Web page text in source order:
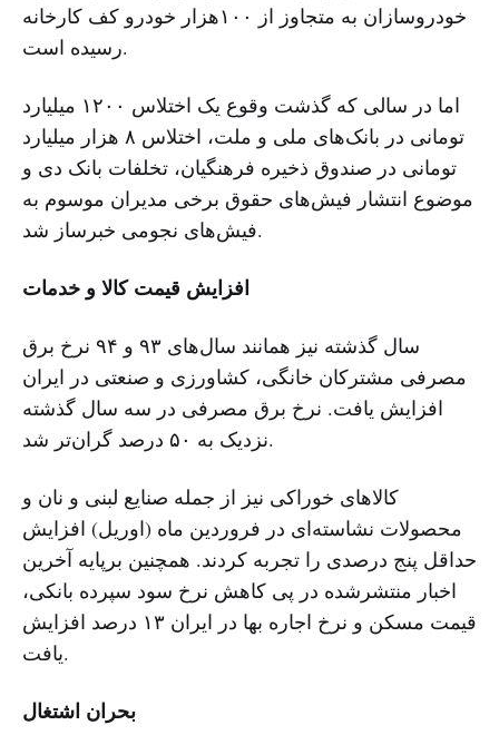
خودروسازان به متجاوز از ۱۰۰هزار خودرو کف کارخانه
رسیده است.
اما در سالی که گذشت وقوع یک اختلاس ۱۲۰۰ میلیارد
تومانی در بانک‌های ملی و ملت، اختلاس ۸ هزار میلیارد
تومانی در صندوق ذخیره فرهنگیان، تخلفات بانک دی و
موضوع انتشار فیش‌های حقوق برخی مدیران موسوم به
فیش‌های نجومی خبرساز شد.
افزایش قیمت کالا و خدمات
سال گذشته نیز همانند سال‌های ۹۳ و ۹۴ نرخ برق
مصرفی مشترکان خانگی، کشاورزی و صنعتی در ایران
افزایش یافت. نرخ برق مصرفی در سه سال گذشته
نزدیک به ۵۰ درصد گران‌تر شد.
کالاهای خوراکی نیز از جمله صنایع لبنی و نان و
محصولات نشاسته‌ای در فروردین ماه (اوریل) افزایش
حداقل پنج درصدی را تجربه کردند. همچنین برپایه آخرین
اخبار منتشرشده در پی کاهش نرخ سود سپرده بانکی،
قیمت مسکن و نرخ اجاره بها در ایران ۱۳ درصد افزایش
یافت.
بحران اشتغال